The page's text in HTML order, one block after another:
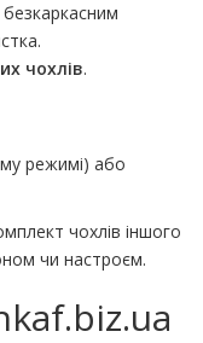
чохлів.
режимі) або
чохлів іншого
чи настроєм.